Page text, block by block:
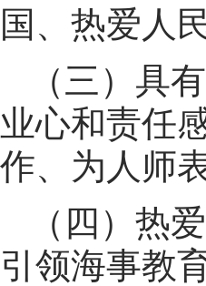
国、热爱人
（三）具
业心和责任
作、为人师
（四）热
引领海事教